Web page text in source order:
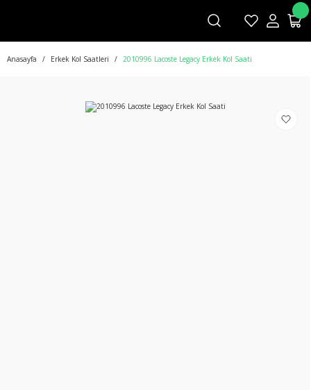
Anasayfa Erkek Kol Saatleri 2010996 Lacoste Legacy Erkek Kol Saati